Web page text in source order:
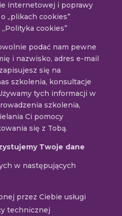
internetowej i poprawy
„plikach cookies”
cookies”
podać nam pewne
i nazwisko, adres e-mail
się na
szkolenia, konsultacje
tych informacji w
szkolenia,
Ci pomocy
się z Tobą.
Twoje dane
w następujących
przez Ciebie usługi
technicznej